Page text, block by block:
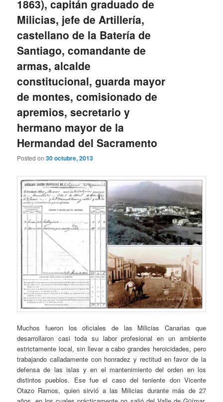
1863), capitán graduado de
Milicias, jefe de Artillería,
castellano de la Batería de
Santiago, comandante de
armas, alcalde
constitucional, guarda mayor
de montes, comisionado de
apremios, secretario y
hermano mayor de la
Hermandad del Sacramento
Posted on30 octubre, 2013
Muchos fueron los oficiales de las Milicias Canarias que
desarrollaron casi toda su labor profesional en un ambiente
estrictamente local, sin llevar a cabo grandes heroicidades, pero
trabajando calladamente con honradez y rectitud en favor de la
defensa de las islas y en el mantenimiento del orden en los
distintos pueblos. Ese fue el caso del teniente don Vicente
Otazo Ramos, quien sirvió a las Milicias durante más de 27